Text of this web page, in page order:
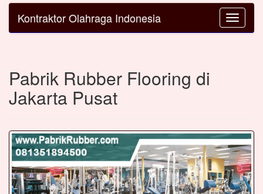
Toggle
Kontraktor Olahraga Indonesia
Pabrik Rubber Flooring di
Jakarta Pusat